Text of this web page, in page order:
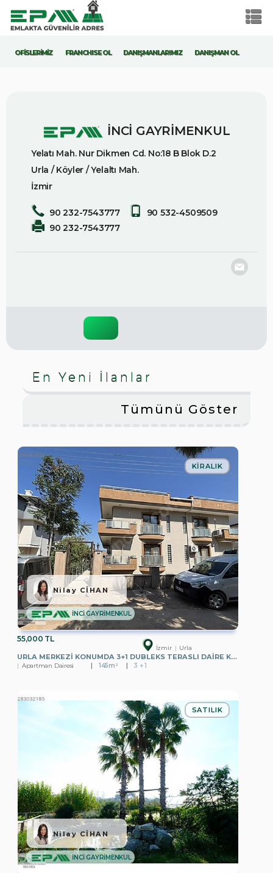
OFİSLERİMİZ FRANCHISE OL DANIŞMANLARIMIZ DANIŞMAN OL
İNCİ GAYRİMENKUL
Yelatı Mah. Nur Dikmen Cd. No:18 B Blok D.2
Urla / Köyler / Yelaltı Mah.
İzmir
90 232-7543777
90 532-4509509
90 232-7543777
En Yeni İlanlar
Tümünü Göster
55,000 TL
İzmir Urla
URLA MERKEZI KONUMDA 3+1 DUBLEKS TERASLI DAIRE KIRALIK
KIRALIK
Apartman Dairesi 145m² 3 + 1
İNCİ GAYRİMENKUL
Nilay CİHAN
SATILIK
İNCİ GAYRİMENKUL
Nilay CİHAN